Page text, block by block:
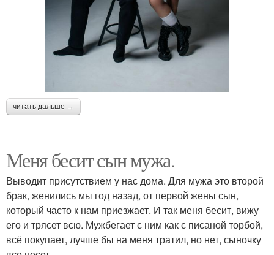
читать дальше →
Меня бесит сын мужа.
Выводит присутствием у нас дома. Для мужа это второй
брак, женились мы год назад, от первой жены сын,
который часто к нам приезжает. И так меня бесит, вижу
его и трясет всю. Мужбегает с ним как с писаной торбой,
всё покупает, лучше бы на меня тратил, но нет, сыночку